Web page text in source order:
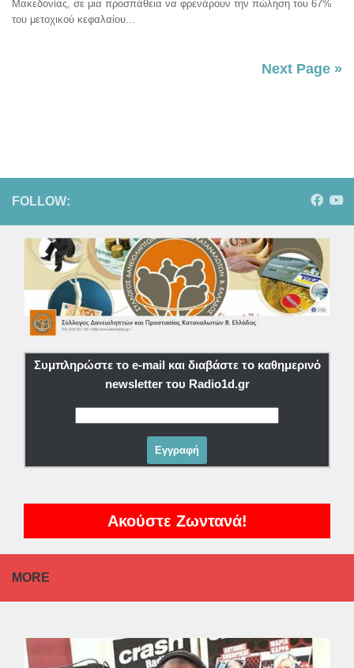
Μακεδονίας, σε μια προσπάθεια να φρενάρουν την πώληση του 67%
του μετοχικού κεφαλαίου...
Next Page »
FOLLOW:
Συμπληρώστε το e-mail και διαβάστε το καθημερινό
newsletter του Radio1d.gr
Ακούστε Ζωντανά!
MORE